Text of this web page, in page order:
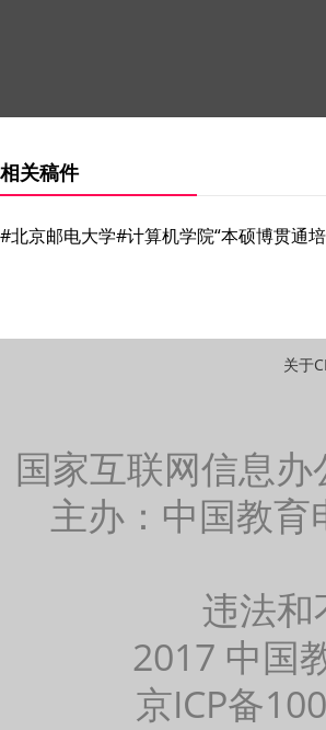
相关稿件
#北京邮电大学#计算机学院“本硕博贯通
关于
国家互联网信息
主办：中国教
违法
2017 中国
京ICP备